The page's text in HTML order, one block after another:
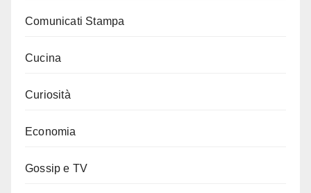
Comunicati Stampa
Cucina
Curiosità
Economia
Gossip e TV